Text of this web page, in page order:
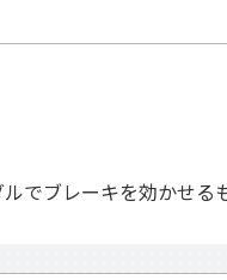
でブレーキを効かせる